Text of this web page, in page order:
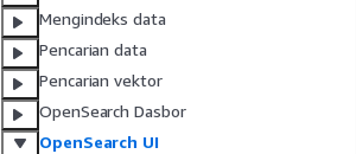
Mengindeks data
Pencarian data
Pencarian vektor
OpenSearch Dasbor
OpenSearch UI